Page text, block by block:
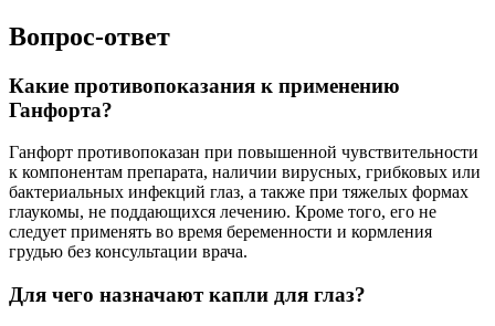
Вопрос-ответ
Какие противопоказания к применению
Ганфорта?
Ганфорт противопоказан при повышенной чувствительности
к компонентам препарата, наличии вирусных, грибковых или
бактериальных инфекций глаз, а также при тяжелых формах
глаукомы, не поддающихся лечению. Кроме того, его не
следует применять во время беременности и кормления
грудью без консультации врача.
Для чего назначают капли для глаз?